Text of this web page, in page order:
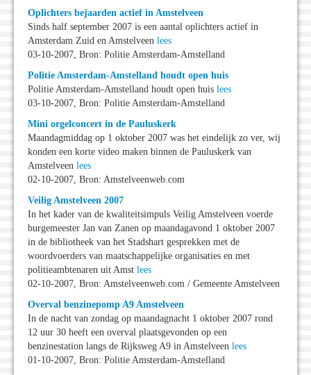
Oplichters bejaarden actief in Amstelveen
Sinds half september 2007 is een aantal oplichters actief in
Amsterdam Zuid en Amstelveen lees
03-10-2007, Bron: Politie Amsterdam-Amstelland
Politie Amsterdam-Amstelland houdt open huis
Politie Amsterdam-Amstelland houdt open huis lees
03-10-2007, Bron: Politie Amsterdam-Amstelland
Mini orgelconcert in de Pauluskerk
Maandagmiddag op 1 oktober 2007 was het eindelijk zo ver, wij
konden een korte video maken binnen de Pauluskerk van
Amstelveen lees
02-10-2007, Bron: Amstelveenweb.com
Veilig Amstelveen 2007
In het kader van de kwaliteitsimpuls Veilig Amstelveen voerde
burgemeester Jan van Zanen op maandagavond 1 oktober 2007
in de bibliotheek van het Stadshart gesprekken met de
woordvoerders van maatschappelijke organisaties en met
politieambtenaren uit Amst lees
02-10-2007, Bron: Amstelveenweb.com / Gemeente Amstelveen
Overval benzinepomp A9 Amstelveen
In de nacht van zondag op maandagnacht 1 oktober 2007 rond
12 uur 30 heeft een overval plaatsgevonden op een
benzinestation langs de Rijksweg A9 in Amstelveen lees
01-10-2007, Bron: Politie Amsterdam-Amstelland